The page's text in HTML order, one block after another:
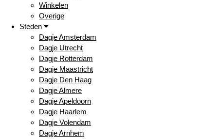
Winkelen
Overige
Steden
Dagje Amsterdam
Dagje Utrecht
Dagje Rotterdam
Dagje Maastricht
Dagje Den Haag
Dagje Almere
Dagje Apeldoorn
Dagje Haarlem
Dagje Volendam
Dagje Arnhem